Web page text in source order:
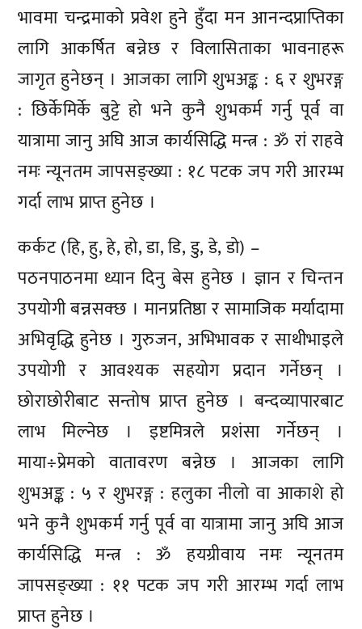
भावमा चन्द्रमाको प्रवेश हुने हुँदा मन आनन्दप्राप्तिका
लागि आकर्षित बन्नेछ र विलासिताका भावनाहरू
जागृत हुनेछन् । आजका लागि शुभअङ्क : ६ र शुभरङ्ग
: छिर्केमिर्के बुट्टे हो भने कुनै शुभकर्म गर्नु पूर्व वा
यात्रामा जानु अघि आज कार्यसिद्धि मन्त्र : ॐ रां राहवे
नमः न्यूनतम जापसङ्ख्या : १८ पटक जप गरी आरम्भ
गर्दा लाभ प्राप्त हुनेछ ।
कर्कट (हि, हु, हे, हो, डा, डि, डु, डे, डो) –
पठनपाठनमा ध्यान दिनु बेस हुनेछ । ज्ञान र चिन्तन
उपयोगी बन्नसक्छ । मानप्रतिष्ठा र सामाजिक मर्यादामा
अभिवृद्धि हुनेछ । गुरुजन, अभिभावक र साथीभाइले
उपयोगी र आवश्यक सहयोग प्रदान गर्नेछन् ।
छोराछोरीबाट सन्तोष प्राप्त हुनेछ । बन्दव्यापारबाट
लाभ मिल्नेछ । इष्टमित्रले प्रशंसा गर्नेछन् ।
माया÷प्रेमको वातावरण बन्नेछ । आजका लागि
शुभअङ्क : ५ र शुभरङ्ग : हलुका नीलो वा आकाशे हो
भने कुनै शुभकर्म गर्नु पूर्व वा यात्रामा जानु अघि आज
कार्यसिद्धि मन्त्र : ॐ हयग्रीवाय नमः न्यूनतम
जापसङ्ख्या : ११ पटक जप गरी आरम्भ गर्दा लाभ
प्राप्त हुनेछ ।